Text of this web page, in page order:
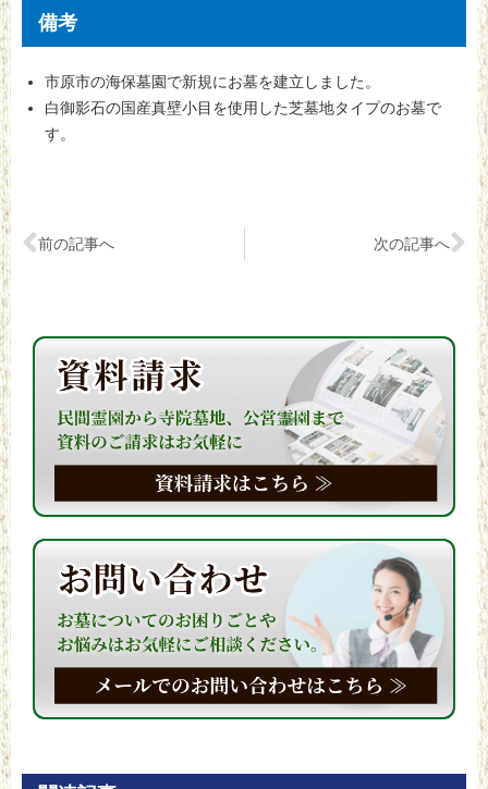
備考
市原市の海保墓園で新規にお墓を建立しました。
白御影石の国産真壁小目を使用した芝墓地タイプのお墓で
す。
前の記事へ 次の記事へ